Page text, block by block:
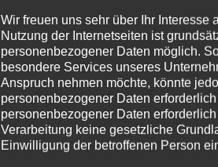
Alea
Wir freuen uns sehr über Ihr Interesse
Nutzung der Internetseiten ist
personenbezogener Daten möglich.
besondere Services unseres
Anspruch nehmen möchte, könnte
personenbezogener Daten
personenbezogener Daten
Verarbeitung keine gesetzliche
Einwilligung der betroffenen Person